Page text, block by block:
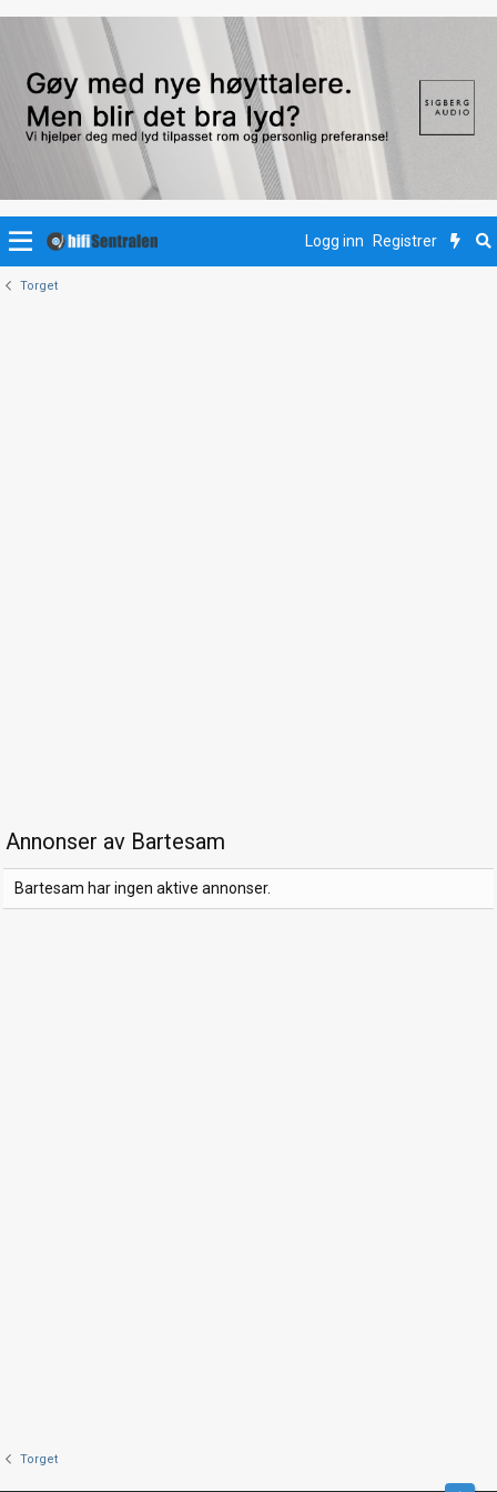
Logg inn Registrer
Torget
Annonser av Bartesam
Bartesam har ingen aktive annonser.
Torget